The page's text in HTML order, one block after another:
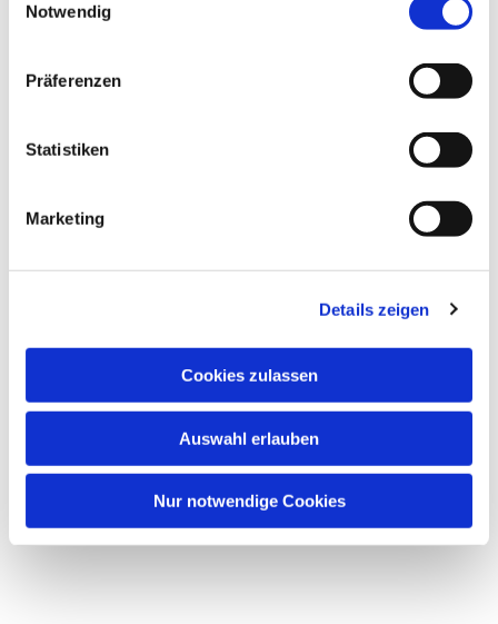
Notwendig
Präferenzen
Statistiken
Marketing
Details zeigen
Cookies zulassen
Auswahl erlauben
Nur notwendige Cookies
Dies könnte Sie auch